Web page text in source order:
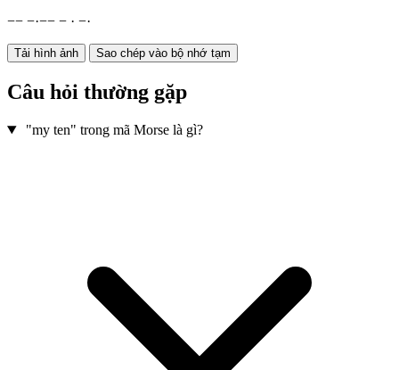
−− −·−− − · −·
Tải hình ảnh Sao chép vào bộ nhớ tạm
Câu hỏi thường gặp
"my ten" trong mã Morse là gì?